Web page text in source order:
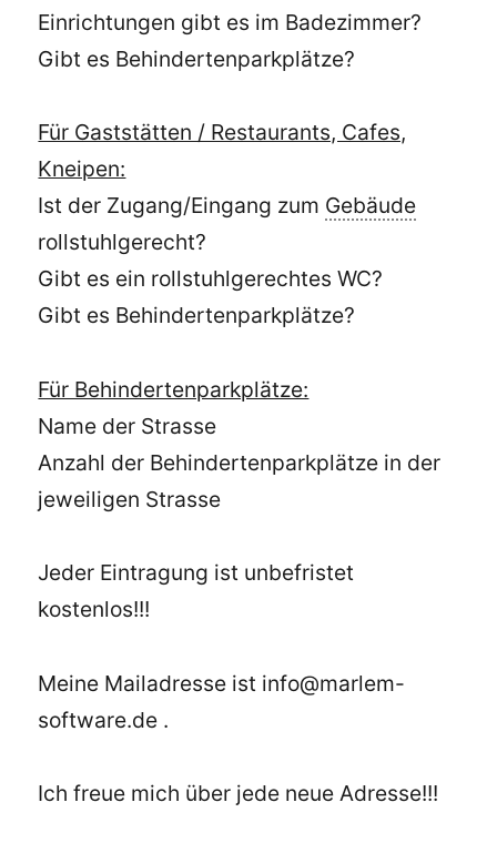
Einrichtungen gibt es im Badezimmer?
Gibt es Behindertenparkplätze?
Für Gaststätten / Restaurants, Cafes,
Kneipen:
Ist der Zugang/Eingang zum Gebäude
rollstuhlgerecht?
Gibt es ein rollstuhlgerechtes WC?
Gibt es Behindertenparkplätze?
Für Behindertenparkplätze:
Name der Strasse
Anzahl der Behindertenparkplätze in der
jeweiligen Strasse
Jeder Eintragung ist unbefristet
kostenlos!!!
Meine Mailadresse ist info@marlem-
software.de .
Ich freue mich über jede neue Adresse!!!